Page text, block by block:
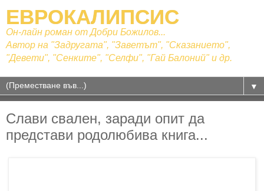
ЕВРОКАЛИПСИС
Он-лайн роман от Добри Божилов...
Автор на "Задругата", "Заветът", "Сказанието",
"Девети", "Сенките", "Селфи", "Гай Балоний" и др.
▼
Слави свален, заради опит да
представи родолюбива книга...